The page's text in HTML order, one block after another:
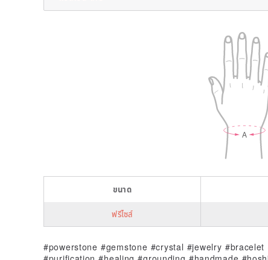
ขนาด
ฟรีไซส์
#powerstone #gemstone #crystal #jewelry